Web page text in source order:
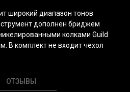
широкий диапазон тонов
дополнен бриджем
колками Guild
В комплект не входит чехол
ОТЗЫВЫ